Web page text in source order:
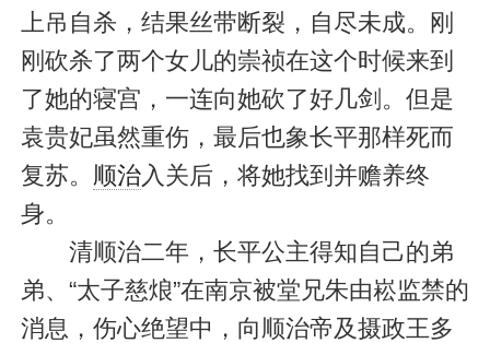
上吊自杀，结果丝带断裂，自尽未成。刚
刚砍杀了两个女儿的崇祯在这个时候来到
了她的寝宫，一连向她砍了好几剑。但是
袁贵妃虽然重伤，最后也象长平那样死而
复苏。 顺治入关后，将她找到并赡养终
身。
清顺治二年，长平公主得知自己的弟
弟、“太子慈烺”在南京被堂兄朱由崧监禁的
消息，伤心绝望中，向顺治帝及摄政王多